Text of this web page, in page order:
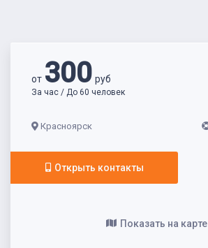
от 300руб
За час / До 60 человек
Красноярск
Открыть контакты
Показать на карте